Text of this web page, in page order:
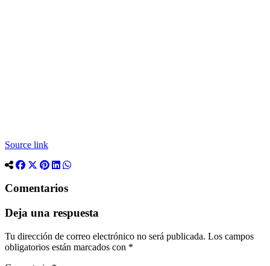
Source link
Comentarios
Deja una respuesta
Tu dirección de correo electrónico no será publicada. Los campos
obligatorios están marcados con *